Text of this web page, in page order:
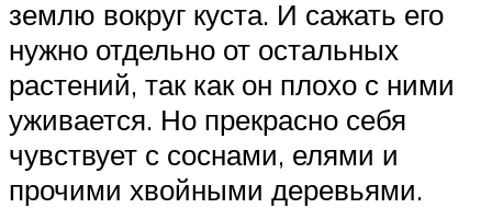
землю вокруг куста. И сажать его
нужно отдельно от остальных
растений, так как он плохо с ними
уживается. Но прекрасно себя
чувствует с соснами, елями и
прочими хвойными деревьями.